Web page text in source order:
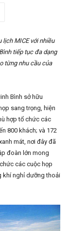
MICE với nhiều
tiếp tục đa dạng
từng nhu cầu của
Bình sở hữu
sang trọng, hiện
hợp tổ chức các
800 khách; và 172
mát, nơi đây đã
đoàn lớn mong
các cuộc họp
khí nghỉ dưỡng thoải